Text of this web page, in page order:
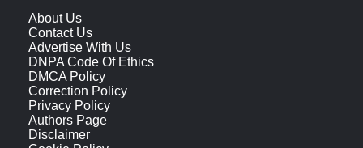
About Us
Contact Us
Advertise With Us
DNPA Code Of Ethics
DMCA Policy
Correction Policy
Privacy Policy
Authors Page
Disclaimer